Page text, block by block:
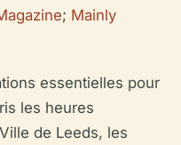
; Mainly
essentielles pour
les heures
de Leeds, les